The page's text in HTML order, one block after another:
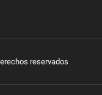
reservados